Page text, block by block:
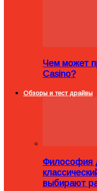
Чем может
Casino?
Обзоры и тест драйвы
Философия
выбирают